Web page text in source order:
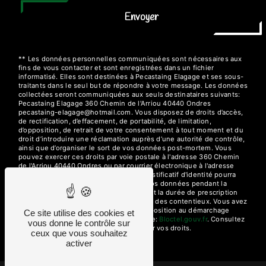
Envoyer
** Les données personnelles communiquées sont nécessaires aux
fins de vous contacter et sont enregistrées dans un fichier
informatisé. Elles sont destinées à Pecastaing Elagage et ses sous-
traitants dans le seul but de répondre à votre message. Les données
collectées seront communiquées aux seuls destinataires suivants:
Pecastaing Elagage 360 Chemin de l'Arriou 40440 Ondres
pecastaing-elagage@hotmail.com. Vous disposez de droits d’accès,
de rectification, d’effacement, de portabilité, de limitation,
d’opposition, de retrait de votre consentement à tout moment et du
droit d’introduire une réclamation auprès d’une autorité de contrôle,
ainsi que d’organiser le sort de vos données post-mortem. Vous
pouvez exercer ces droits par voie postale à l'adresse 360 Chemin
de l'Arriou 40440 Ondres ou par courrier électronique à l'adresse
pecastaing-elagage@hotmail.com. Un justificatif d'identité pourra
vous être demandé. Nous conservons vos données pendant la
période de prise de contact puis pendant la durée de prescription
légale aux fins probatoires et de gestion des contentieux. Vous avez
le droit de vous inscrire sur la liste d'opposition au démarchage
téléphonique, disponible à cette adresse:
Bloctel.gouv.fr. Consultez
le site cnil.fr pour plus d’informations sur vos droits.
Ce site utilise des cookies et
vous donne le contrôle sur
ceux que vous souhaitez
activer